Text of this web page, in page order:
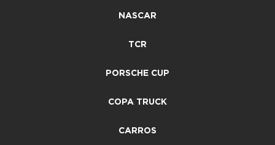
NASCAR
TCR
PORSCHE CUP
COPA TRUCK
CARROS